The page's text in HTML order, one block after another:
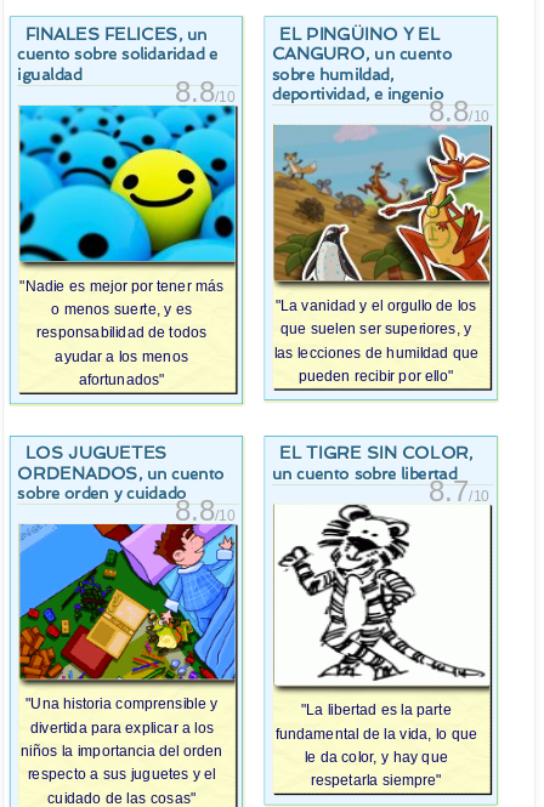
FINALES FELICES, un
cuento sobre solidaridad e
igualdad
8.8/10
"Nadie es mejor por tener más
o menos suerte, y es
responsabilidad de todos
ayudar a los menos
afortunados"
EL PINGÜINO Y EL
CANGURO, un cuento
sobre humildad,
deportividad, e ingenio
8.8/10
"La vanidad y el orgullo de los
que suelen ser superiores, y
las lecciones de humildad que
pueden recibir por ello"
LOS JUGUETES
ORDENADOS, un cuento
sobre orden y cuidado
8.8/10
"Una historia comprensible y
divertida para explicar a los
niños la importancia del orden
respecto a sus juguetes y el
cuidado de las cosas"
EL TIGRE SIN COLOR,
un cuento sobre libertad
8.7/10
"La libertad es la parte
fundamental de la vida, lo que
le da color, y hay que
respetarla siempre"